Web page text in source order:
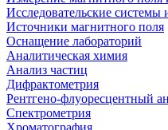
Исследовательские
Источники магнитного поля
Оснащение лабораторий
Аналитическая химия
Анализ частиц
Дифрактометрия
Рентгено-флуоресцентный
Спектрометрия
Хроматография